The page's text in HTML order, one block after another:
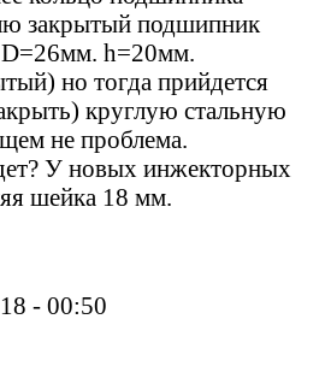
закрытый подшипник
h=20мм.
но тогда прийдется
круглую стальную
не проблема.
У новых инжекторных
шейка 18 мм.
- 00:50